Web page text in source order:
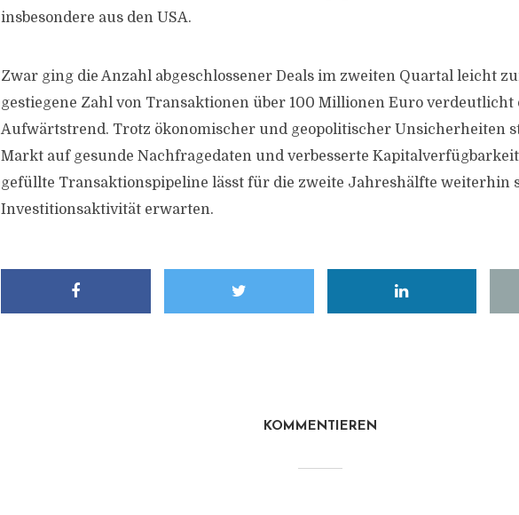
insbesondere aus den USA.
Zwar ging die Anzahl abgeschlossener Deals im zweiten Quartal leicht
gestiegene Zahl von Transaktionen über 100 Millionen Euro verdeutlicht
Aufwärtstrend. Trotz ökonomischer und geopolitischer Unsicherheiten
Markt auf gesunde Nachfragedaten und verbesserte
gefüllte Transaktionspipeline lässt für die zweite Jahreshälfte weiterhin
Investitionsaktivität erwarten.
KOMMENTIEREN